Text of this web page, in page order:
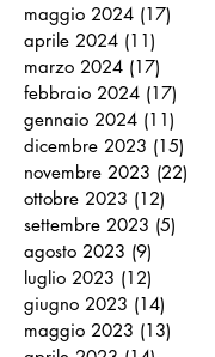
maggio 2024 (17)
aprile 2024 (11)
marzo 2024 (17)
febbraio 2024 (17)
gennaio 2024 (11)
dicembre 2023 (15)
novembre 2023 (22)
ottobre 2023 (12)
settembre 2023 (5)
agosto 2023 (9)
luglio 2023 (12)
giugno 2023 (14)
maggio 2023 (13)